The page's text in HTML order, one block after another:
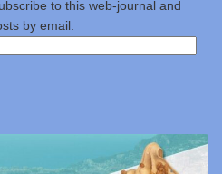
to this web-journal and
by email.